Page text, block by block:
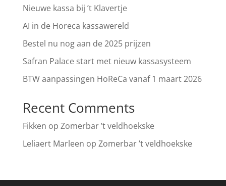
Nieuwe kassa bij ’t Klavertje
AI in de Horeca kassawereld
Bestel nu nog aan de 2025 prijzen
Safran Palace start met nieuw kassasysteem
BTW aanpassingen HoReCa vanaf 1 maart 2026
Recent Comments
Fikken op Zomerbar ’t veldhoekske
Leliaert Marleen op Zomerbar ’t veldhoekske